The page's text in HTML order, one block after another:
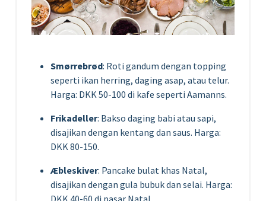
Smørrebrød: Roti gandum dengan topping
seperti ikan herring, daging asap, atau telur.
Harga: DKK 50-100 di kafe seperti Aamanns.
Frikadeller: Bakso daging babi atau sapi,
disajikan dengan kentang dan saus. Harga:
DKK 80-150.
Æbleskiver: Pancake bulat khas Natal,
disajikan dengan gula bubuk dan selai. Harga: